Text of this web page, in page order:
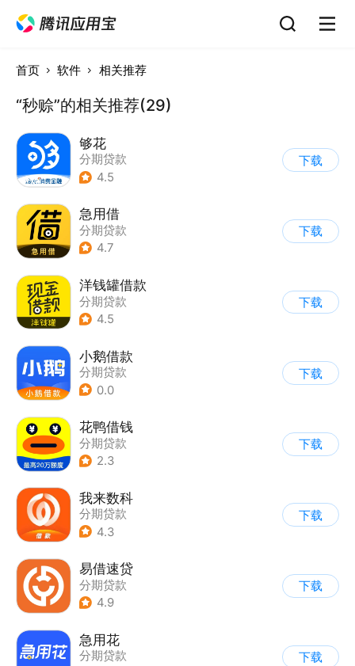
首页 软件 相关推荐
“秒赊”的相关推荐(29)
够花
分期贷款
4.5
下载
急用借
分期贷款
4.7
下载
洋钱罐借款
分期贷款
4.5
下载
小鹅借款
分期贷款
0.0
下载
花鸭借钱
分期贷款
2.3
下载
我来数科
分期贷款
4.3
下载
易借速贷
分期贷款
4.9
下载
急用花
分期贷款
下载